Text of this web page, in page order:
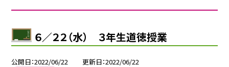
６／２２（水） ３年生道徳授業
公開日 2022/06/22 更新日 2022/06/22